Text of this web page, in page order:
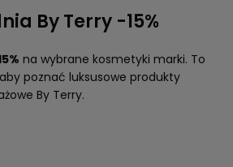
By Terry -15%
na wybrane kosmetyki marki. To
poznać luksusowe produkty
By Terry.